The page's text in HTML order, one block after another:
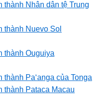
thành Nhân dân tệ Trung
thành Nuevo Sol
thành Ouguiya
Paʻanga của Tonga
thành Pataca Macau